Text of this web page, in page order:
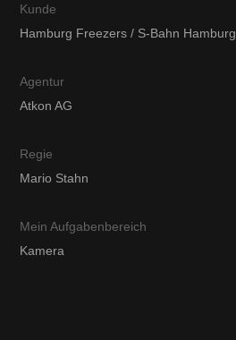
Kunde
Hamburg Freezers / S-Bahn Hamburg
Agentur
Atkon AG
Regie
Mario Stahn
Mein Aufgabenbereich
Kamera